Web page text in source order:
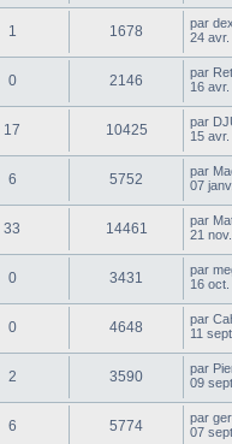
1 1678 par
24
0 2146 par
16
17 10425 par
15
6 5752 par
07
33 14461 par
21
0 3431 par
16
0 4648 par
11
2 3590 par
09
6 5774 par
07